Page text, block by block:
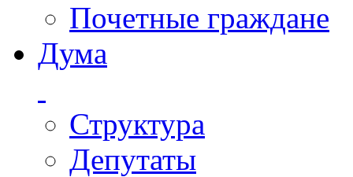
Почетные граждане
Дума
Структура
Депутаты